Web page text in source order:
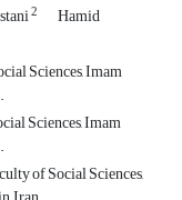
2 Hamid
Sciences, Imam
Sciences, Imam
of Social Sciences,